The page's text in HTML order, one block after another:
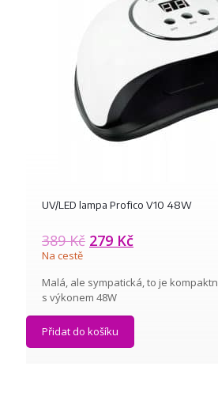
UV/LED lampa Profico V10 48W
389Kč 279 Kč
Na cestě
Malá, ale sympatická, to je
s výkonem 48W
Přidat do košíku